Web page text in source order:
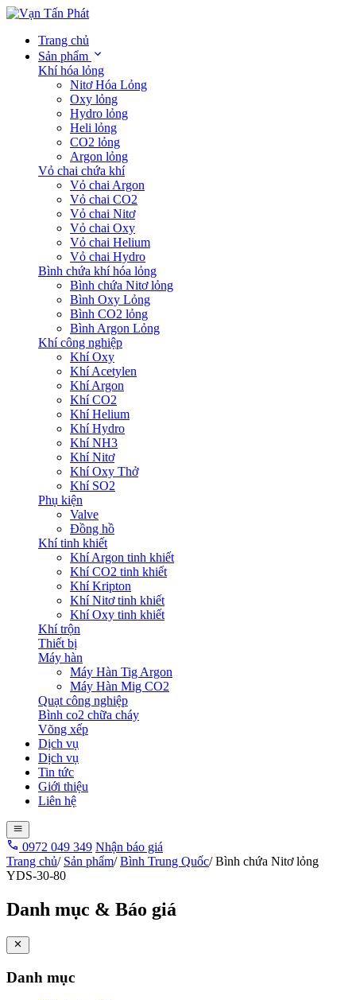
Trang chủ
Sản phẩm
Khí hóa lỏng
Nitơ Hóa Lỏng
Oxy lỏng
Hydro lỏng
Heli lỏng
CO2 lỏng
Argon lỏng
Vỏ chai chứa khí
Vỏ chai Argon
Vỏ chai CO2
Vỏ chai Nitơ
Vỏ chai Oxy
Vỏ chai Helium
Vỏ chai Hydro
Bình chứa khí hóa lỏng
Bình chứa Nitơ lỏng
Bình Oxy Lỏng
Bình CO2 lỏng
Bình Argon Lỏng
Khí công nghiệp
Khí Oxy
Khí Acetylen
Khí Argon
Khí CO2
Khí Helium
Khí Hydro
Khí NH3
Khí Nitơ
Khí Oxy Thở
Khí SO2
Phụ kiện
Valve
Đồng hồ
Khí tinh khiết
Khí Argon tinh khiết
Khí CO2 tinh khiết
Khí Kripton
Khí Nitơ tinh khiết
Khí Oxy tinh khiết
Khí trộn
Thiết bị
Máy hàn
Máy Hàn Tig Argon
Máy Hàn Mig CO2
Quạt công nghiệp
Bình co2 chữa cháy
Võng xếp
Dịch vụ
Dịch vụ
Tin tức
Giới thiệu
Liên hệ
0972 049 349 Nhận báo giá
Trang chủ/ Sản phẩm/ Bình Trung Quốc/ Bình chứa Nitơ lỏng
YDS-30-80
Danh mục & Báo giá
Danh mục